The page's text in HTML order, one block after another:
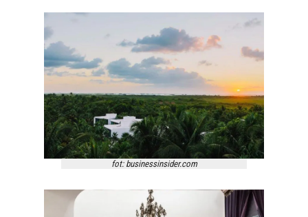
fot: businessinsider.com